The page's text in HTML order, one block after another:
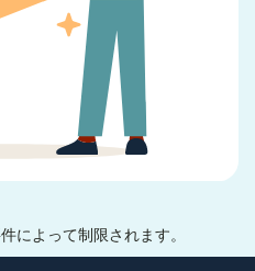
によって制限されます。